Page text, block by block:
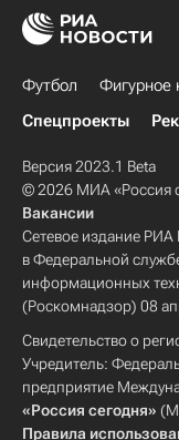
Футбол Фигурное
Спецпроекты
Версия 2023.1 Beta
© 2026 МИА «Россия
Вакансии
Сетевое издание РИА
в Федеральной
информационных
(Роскомнадзор) 08
Свидетельство о
Учредитель:
предприятие
«Россия сегодня»
Правила